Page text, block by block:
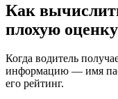
Как
плохую оценку
Когда водитель
информацию — имя
его рейтинг.